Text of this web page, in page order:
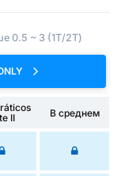
0.5 ~ 3 (1Т/2Т)
II
В среднем